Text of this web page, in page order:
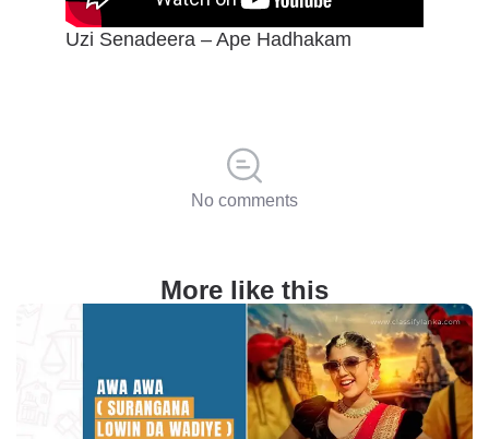
Uzi Senadeera – Ape Hadhakam
No comments
More like this